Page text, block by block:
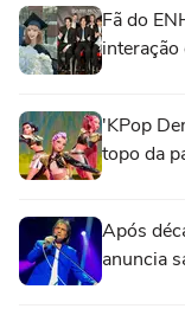
Fã do
'KPop
topo da
Após
anuncia